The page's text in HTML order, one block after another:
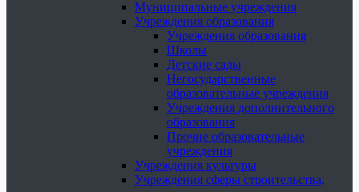
Муниципальные учреждения
Учреждения образования
Учреждения образования
Школы
Детские сады
Негосударственные
образовательные учреждения
Учреждения дополнительного
образования
Прочие образовательные
учреждения
Учреждения культуры
Учреждения сферы строительства,